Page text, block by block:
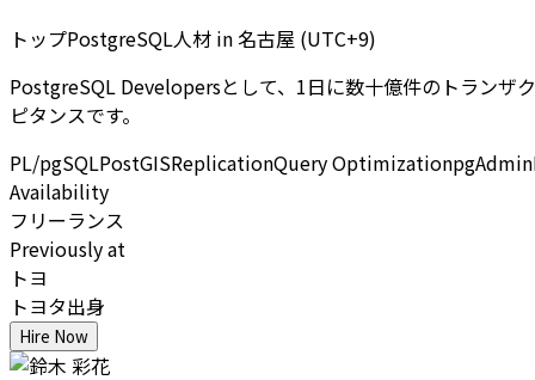
トップPostgreSQL人材 in 名古屋 (UTC+9)
PostgreSQL Developersとして、1日に数十億件のトランザ
ピタンスです。
PL/pgSQLPostGISReplicationQuery OptimizationpgAdmin
Availability
フリーランス
Previously at
トヨ
トヨタ出身
Hire Now